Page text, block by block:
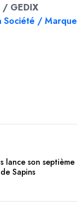
/ GEDIX
Société / Marque
lance son septième
Sapins